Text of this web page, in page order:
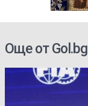
Още от Gol.bg